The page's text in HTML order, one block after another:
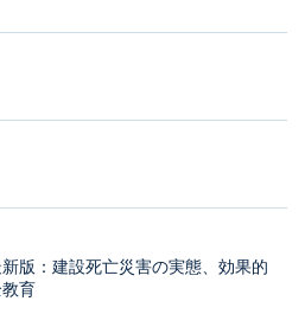
版：建設死亡災害の実態、効果的
育